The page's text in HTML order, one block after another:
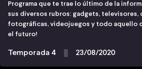
Programa que te trae lo último de la
sus diversos rubros: gadgets, televisores,
fotográficas, videojuegos y todo aquello
el futuro!
Temporada 4 23/08/2020